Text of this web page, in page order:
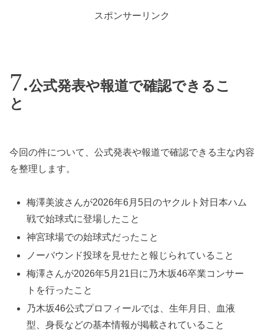
スポンサーリンク
公式発表や報道で確認できるこ
と
今回の件について、公式発表や報道で確認できる主な内容
を整理します。
梅澤美波さんが2026年6月5日のヤクルト対日本ハム
戦で始球式に登場したこと
神宮球場での始球式だったこと
ノーバウンド投球を見せたと報じられていること
梅澤さんが2026年5月21日に乃木坂46卒業コンサー
トを行ったこと
乃木坂46公式プロフィールでは、生年月日、血液
型、身長などの基本情報が掲載されていること